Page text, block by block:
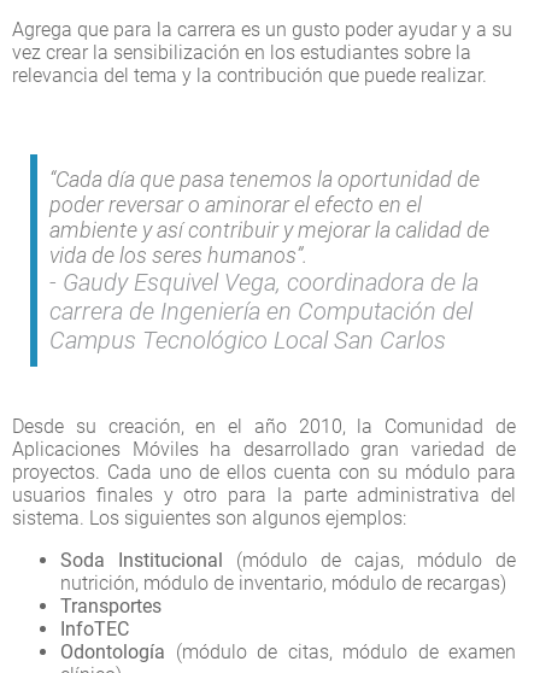
Agrega que para la carrera es un gusto poder ayudar y a su
vez crear la sensibilización en los estudiantes sobre la
relevancia del tema y la contribución que puede realizar.
“Cada día que pasa tenemos la oportunidad de
poder reversar o aminorar el efecto en el
ambiente y así contribuir y mejorar la calidad de
vida de los seres humanos”.
Gaudy Esquivel Vega, coordinadora de la
carrera de Ingeniería en Computación del
Campus Tecnológico Local San Carlos
Desde su creación, en el año 2010, la Comunidad de
Aplicaciones Móviles ha desarrollado gran variedad de
proyectos. Cada uno de ellos cuenta con su módulo para
usuarios finales y otro para la parte administrativa del
sistema. Los siguientes son algunos ejemplos:
Soda Institucional (módulo de cajas, módulo de
nutrición, módulo de inventario, módulo de recargas)
Transportes
InfoTEC
Odontología (módulo de citas, módulo de examen